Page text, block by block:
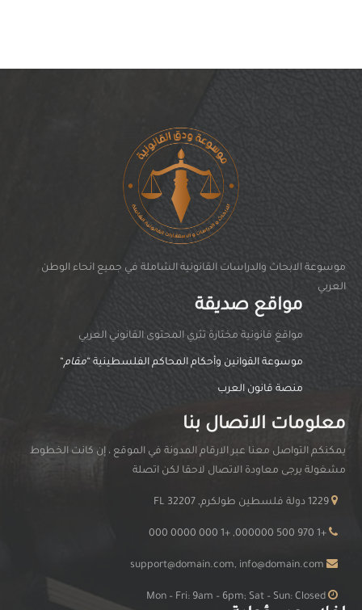
موسوعة الابحاث والدراسات القانونية الشاملة في جميع انحاء الوطن
العربي
مواقع صديقة
مواقغ قانونية مختارة تثري المحتوى القانوني العربي
موسوعة القوانين وأحكام المحاكم الفلسطينية “مقام“
منصة قانون العرب
معلومات الاتصال بنا
يمكنكم التواصل معنا عبر الارقام المدونة في الموقع ، إن كانت الخطوط
مشغولة يرجى معاودة الاتصال لاحقا لكن اتصلة
+1 970 500 000000, +1 000 0000 000